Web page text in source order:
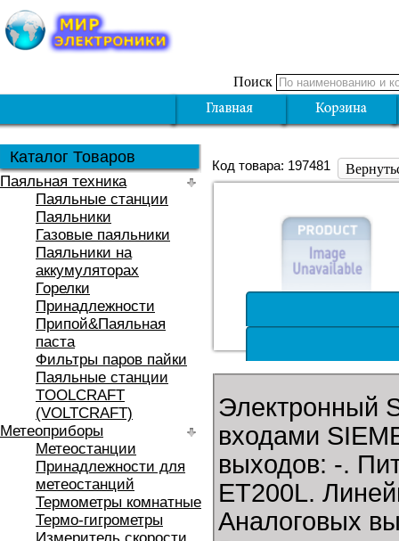
Поиск
Каталог Товаров
Паяльная техника
Паяльные станции
Паяльники
Газовые паяльники
Паяльники на
аккумуляторах
Горелки
Принадлежности
Припой&Паяльная
паста
Фильтры паров пайки
Паяльные станции
TOOLCRAFT
(VOLTCRAFT)
Метеоприборы
Метеостанции
Принадлежности для
метеостанций
Термометры комнатные
Термо-гигрометры
Код товара: 197481
Электронный
входами
выходов: -.
ET200L.
Аналоговых